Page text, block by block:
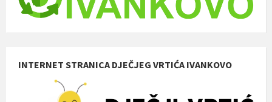
INTERNET STRANICA DJEČJEG VRTIĆA IVANKOVO